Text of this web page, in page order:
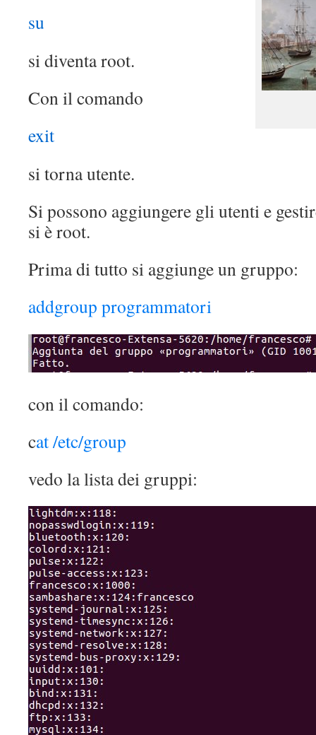
su
si diventa root.
Con il comando
exit
si torna utente.
Si possono aggiungere gli utenti e
si è root.
Prima di tutto si aggiunge un gruppo:
addgroup programmatori
con il comando:
cat /etc/group
vedo la lista dei gruppi: